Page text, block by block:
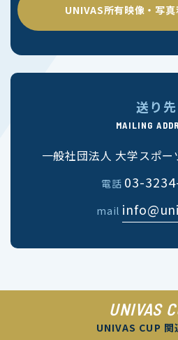
UNIVAS所有映像・写
送り先
MAILING
一般社団法人 大学スポ
電話 03-
mail
UNIVAS
UNIVAS CUP 関